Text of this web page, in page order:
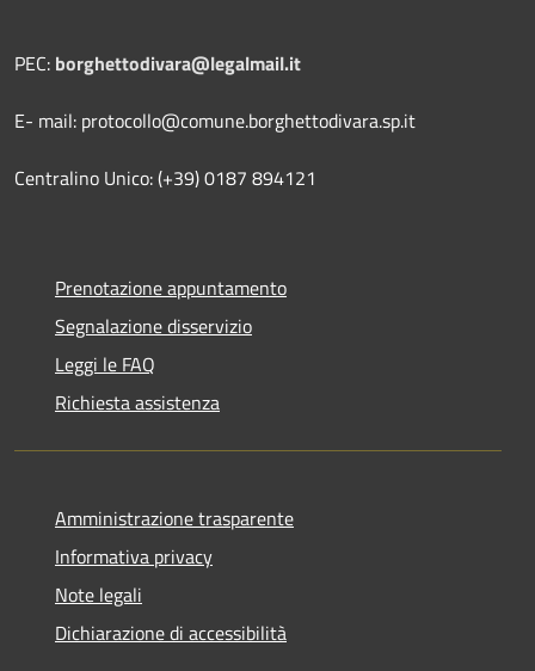
PEC: borghettodivara@legalmail.it
E- mail: protocollo@comune.borghettodivara.sp.it
Centralino Unico: (+39) 0187 894121
Prenotazione appuntamento
Segnalazione disservizio
Leggi le FAQ
Richiesta assistenza
Amministrazione trasparente
Informativa privacy
Note legali
Dichiarazione di accessibilità